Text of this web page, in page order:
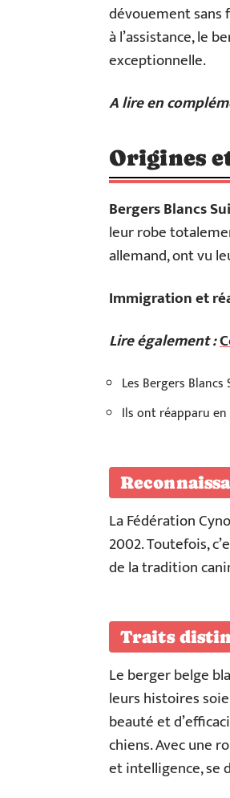
dévouement sans
à l’assistance, le
exceptionnelle.
A lire en
Origines
Bergers Blancs
leur robe
allemand, ont vu
Immigration et
Lire également :
Les Bergers
Ils ont réapparu en
La Fédération
2002. Toutefois,
de la tradition
Traits
Le berger belge
leurs histoires
beauté et
chiens. Avec une
et intelligence, se